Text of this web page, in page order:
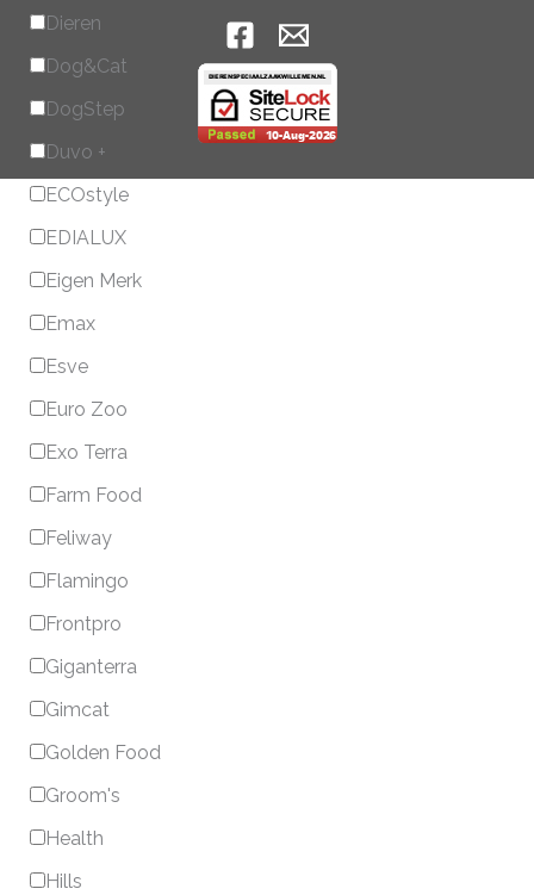
Dieren
Dog&Cat
DogStep
Duvo +
ECOstyle
EDIALUX
Eigen Merk
Emax
Esve
Euro Zoo
Exo Terra
Farm Food
Feliway
Flamingo
Frontpro
Giganterra
Gimcat
Golden Food
Groom's
Health
Hills